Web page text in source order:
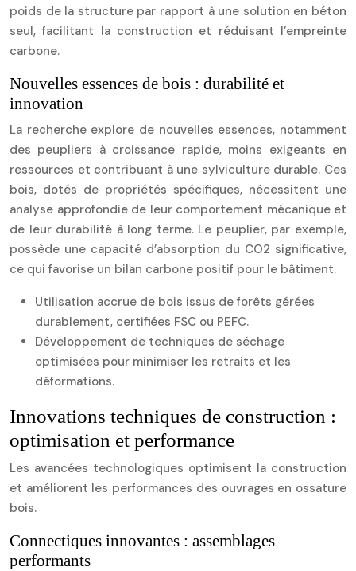
poids de la structure par rapport à une solution en béton
seul, facilitant la construction et réduisant l’empreinte
carbone.
Nouvelles essences de bois : durabilité et
innovation
La recherche explore de nouvelles essences, notamment
des peupliers à croissance rapide, moins exigeants en
ressources et contribuant à une sylviculture durable. Ces
bois, dotés de propriétés spécifiques, nécessitent une
analyse approfondie de leur comportement mécanique et
de leur durabilité à long terme. Le peuplier, par exemple,
possède une capacité d’absorption du CO2 significative,
ce qui favorise un bilan carbone positif pour le bâtiment.
Utilisation accrue de bois issus de forêts gérées
durablement, certifiées FSC ou PEFC.
Développement de techniques de séchage
optimisées pour minimiser les retraits et les
déformations.
Innovations techniques de construction :
optimisation et performance
Les avancées technologiques optimisent la construction
et améliorent les performances des ouvrages en ossature
bois.
Connectiques innovantes : assemblages
performants